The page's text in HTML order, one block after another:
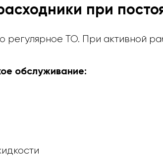
при
ТО. При активной
обслуживание: